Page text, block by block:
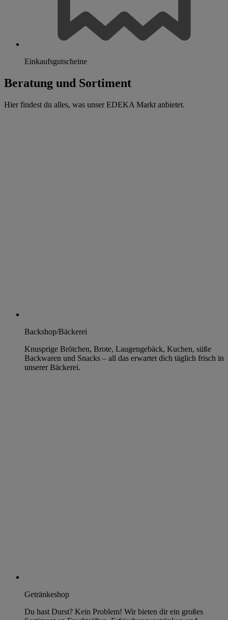
Einkaufsgutscheine
Beratung und Sortiment
Hier findest du alles, was unser EDEKA Markt anbietet.
Backshop/Bäckerei
Knusprige Brötchen, Brote, Laugengebäck, Kuchen, süße
Backwaren und Snacks – all das erwartet dich täglich frisch in
unserer Bäckerei.
Getränkeshop
Du hast Durst? Kein Problem! Wir bieten dir ein großes